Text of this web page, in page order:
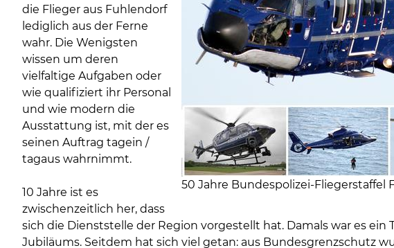
50 Jahre Bundespolizei-
die Flieger aus Fuhlendorf
lediglich aus der Ferne
wahr. Die Wenigsten
wissen um deren
vielfaltige Aufgaben oder
wie qualifiziert ihr Personal
und wie modern die
Ausstattung ist, mit der es
seinen Auftrag tagein /
tagaus wahrnimmt.
10 Jahre ist es
zwischenzeitlich her, dass
sich die Dienststelle der Region vorgestellt hat. Damals war es ein
Jubiläums. Seitdem hat sich viel getan: aus Bundesgrenzschutz